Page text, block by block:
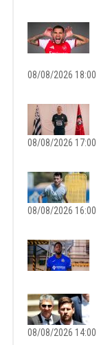
08/08/2026 18:00
08/08/2026 17:00
08/08/2026 16:00
08/08/2026 14:00